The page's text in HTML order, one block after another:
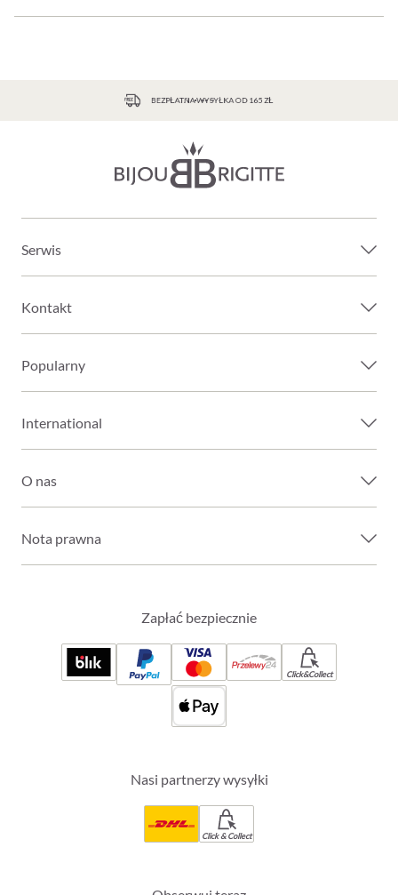
BEZPŁATNA WYSYŁKA OD 165 ZŁ
Serwis
Kontakt
Popularny
International
O nas
Nota prawna
Zapłać bezpiecznie
Click&Collect
Nasi partnerzy wysyłki
Click & Collect